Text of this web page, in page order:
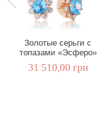
Золотые серьги с
топазами «Эсферо»
31 510,00 грн